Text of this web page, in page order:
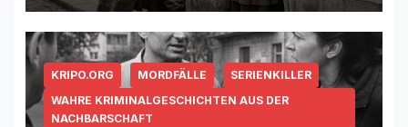
KRIPO.ORG MORDFÄLLE
SERIENKILLER
WAHRE KRIMINALGESCHICHTEN AUS DER
NACHBARSCHAFT